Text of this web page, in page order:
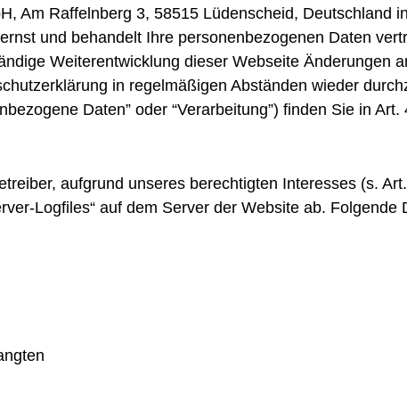
Am Raffelnberg 3, 58515 Lüdenscheid, Deutschland
und behandelt Ihre personenbezogenen Daten
Weiterentwicklung dieser Webseite Änderungen
in regelmäßigen Abständen wieder
Daten” oder “Verarbeitung”) finden Sie in Art.
aufgrund unseres berechtigten Interesses (s.
Logfiles“ auf dem Server der Website ab. Folgende